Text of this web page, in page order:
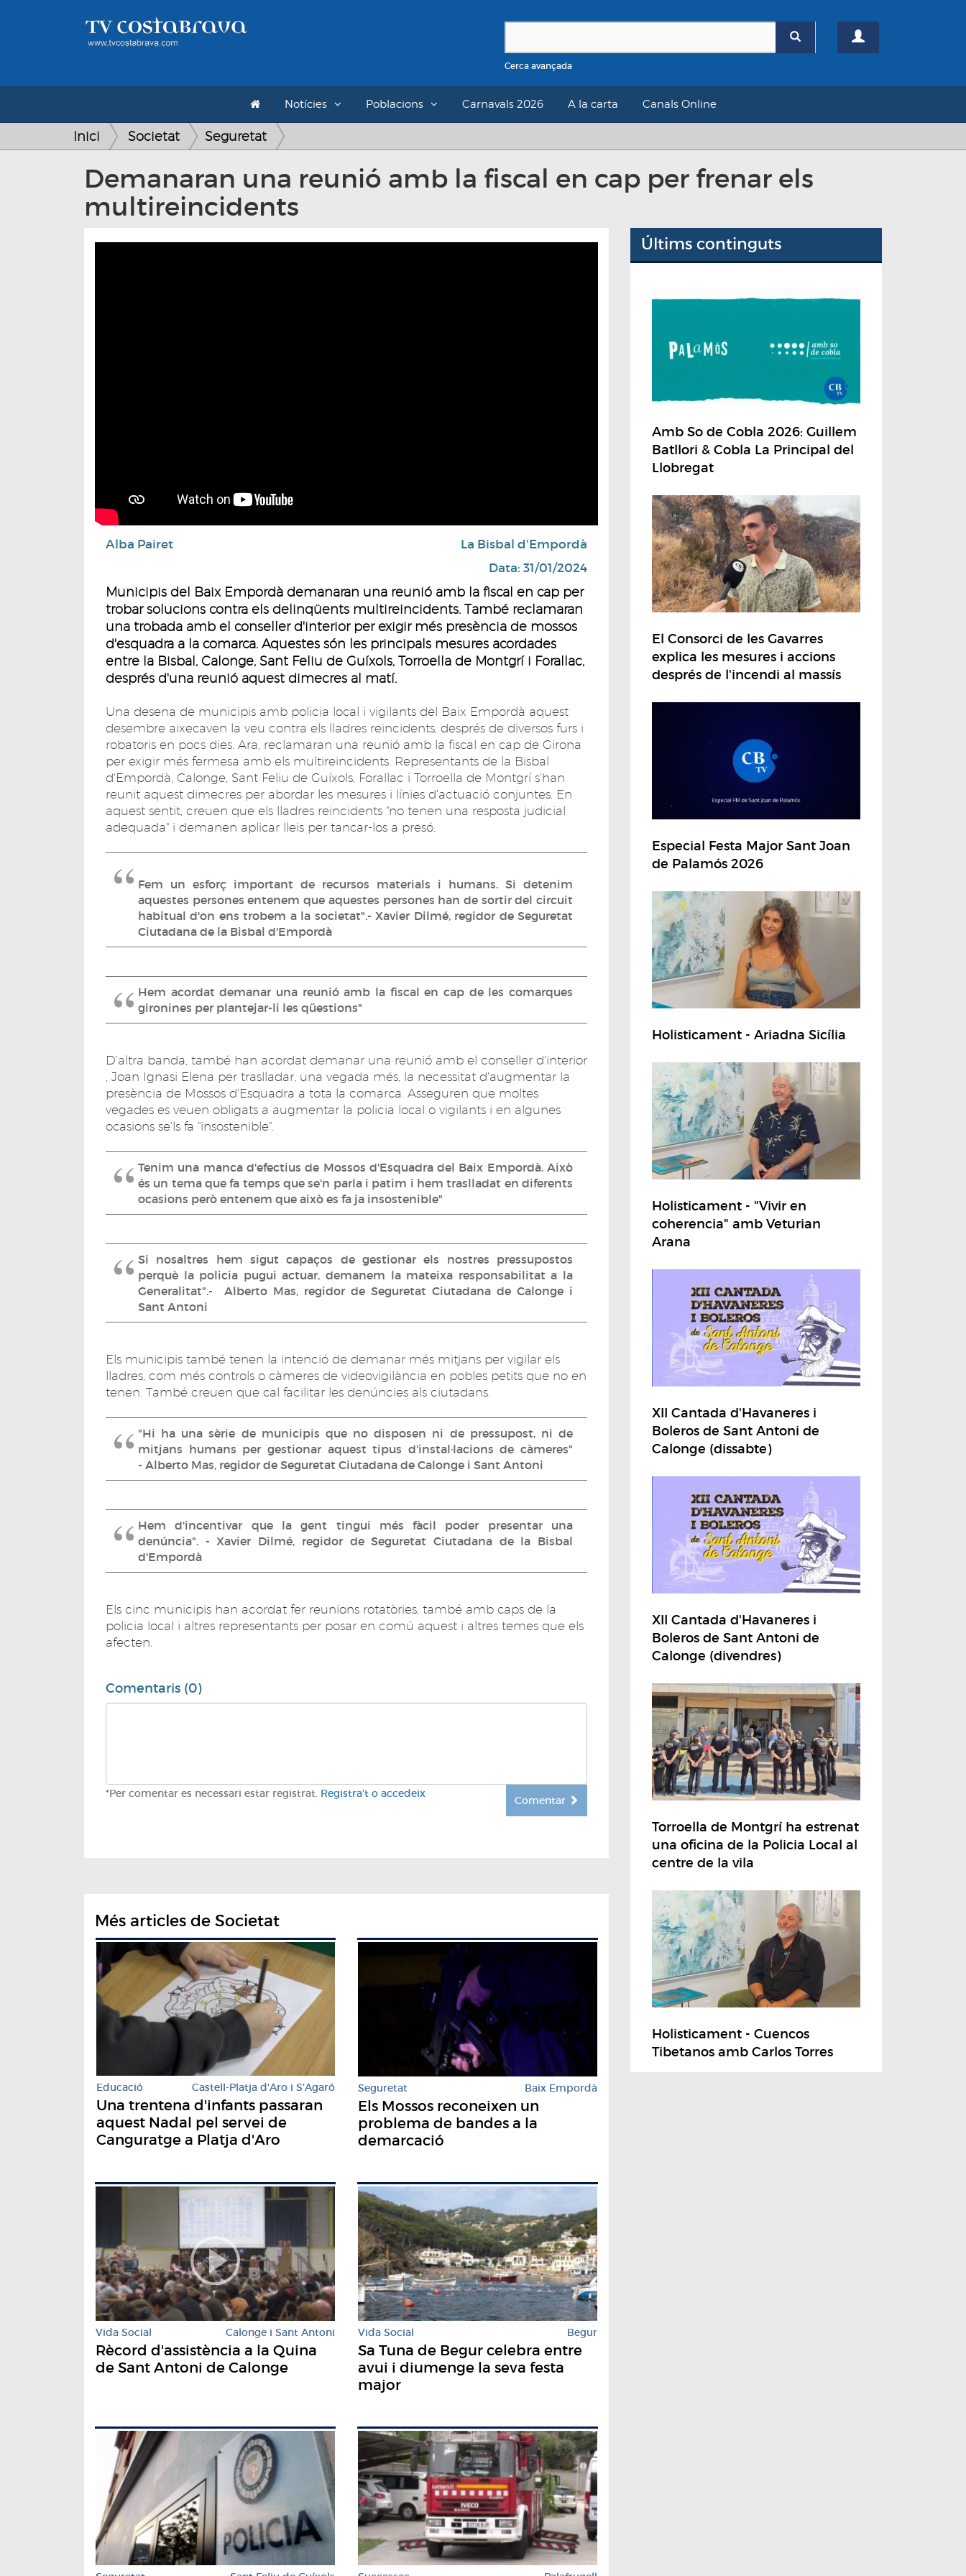
Cerca avançada
Notícies Poblacions Carnavals 2026 A la carta Canals Online
Inici Societat Seguretat
Demanaran una reunió amb la fiscal en cap per frenar els
multireincidents
Alba Pairet
La Bisbal d'Empordà
Data: 31/01/2024
Municipis del Baix Empordà demanaran una reunió amb la fiscal en cap per
trobar solucions contra els delinqüents multireincidents. També reclamaran
una trobada amb el conseller d'interior per exigir més presència de mossos
d'esquadra a la comarca. Aquestes són les principals mesures acordades
entre la Bisbal, Calonge, Sant Feliu de Guíxols, Torroella de Montgrí i Forallac,
després d'una reunió aquest dimecres al matí.
Una desena de municipis amb policia local i vigilants del Baix Empordà aquest
desembre aixecaven la veu contra els lladres reincidents, després de diversos furs i
robatoris en pocs dies. Ara, reclamaran una reunió amb la fiscal en cap de Girona
per exigir més fermesa amb els multireincidents. Representants de la Bisbal
d'Empordà, Calonge, Sant Feliu de Guíxols, Forallac i Torroella de Montgrí s'han
reunit aquest dimecres per abordar les mesures i línies d'actuació conjuntes. En
aquest sentit, creuen que els lladres reincidents "no tenen una resposta judicial
adequada" i demanen aplicar lleis per tancar-los a presó.
Fem un esforç important de recursos materials i humans. Si detenim
aquestes persones entenem que aquestes persones han de sortir del circuit
habitual d'on ens trobem a la societat".- Xavier Dilmé, regidor de Seguretat
Ciutadana de la Bisbal d'Empordà
Hem acordat demanar una reunió amb la fiscal en cap de les comarques
gironines per plantejar-li les qüestions"
D'altra banda, també han acordat demanar una reunió amb el conseller d'interior
, Joan Ignasi Elena per traslladar, una vegada més, la necessitat d'augmentar la
presència de Mossos d'Esquadra a tota la comarca. Asseguren que moltes
vegades es veuen obligats a augmentar la policia local o vigilants i en algunes
ocasions se'ls fa "insostenible".
Tenim una manca d'efectius de Mossos d'Esquadra del Baix Empordà. Això
és un tema que fa temps que se'n parla i patim i hem traslladat en diferents
ocasions però entenem que això es fa ja insostenible"
Si nosaltres hem sigut capaços de gestionar els nostres pressupostos
perquè la policia pugui actuar, demanem la mateixa responsabilitat a la
Generalitat".- Alberto Mas, regidor de Seguretat Ciutadana de Calonge i
Sant Antoni
Els municipis també tenen la intenció de demanar més mitjans per vigilar els
lladres, com més controls o càmeres de videovigilància en pobles petits que no en
tenen. També creuen que cal facilitar les denúncies als ciutadans.
"Hi ha una sèrie de municipis que no disposen ni de pressupost, ni de
mitjans humans per gestionar aquest tipus d'instal·lacions de càmeres"
- Alberto Mas, regidor de Seguretat Ciutadana de Calonge i Sant Antoni
Hem d'incentivar que la gent tingui més fàcil poder presentar una
denúncia". - Xavier Dilmé, regidor de Seguretat Ciutadana de la Bisbal
d'Empordà
Els cinc municipis han acordat fer reunions rotatòries, també amb caps de la
policia local i altres representants per posar en comú aquest i altres temes que els
afecten.
Comentaris (0)
*Per comentar es necessari estar registrat. Registra't o accedeix
Comentar
Més articles de Societat
Educació Castell-Platja d'Aro i S'Agaró
Una trentena d'infants passaran
aquest Nadal pel servei de
Canguratge a Platja d'Aro
Seguretat Baix Empordà
Els Mossos reconeixen un
problema de bandes a la
demarcació
Vida Social Calonge i Sant Antoni
Rècord d'assistència a la Quina
de Sant Antoni de Calonge
Vida Social Begur
Sa Tuna de Begur celebra entre
avui i diumenge la seva festa
major
Últims continguts
Amb So de Cobla 2026: Guillem
Batllori & Cobla La Principal del
Llobregat
El Consorci de les Gavarres
explica les mesures i accions
després de l'incendi al massís
Especial Festa Major Sant Joan
de Palamós 2026
Holisticament - Ariadna Sicília
Holisticament - "Vivir en
coherencia" amb Veturian
Arana
XII Cantada d'Havaneres i
Boleros de Sant Antoni de
Calonge (dissabte)
XII Cantada d'Havaneres i
Boleros de Sant Antoni de
Calonge (divendres)
Torroella de Montgrí ha estrenat
una oficina de la Policia Local al
centre de la vila
Holisticament - Cuencos
Tibetanos amb Carlos Torres